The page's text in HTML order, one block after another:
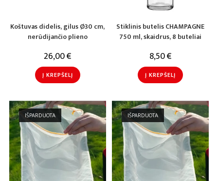
Koštuvas didelis, gilus Ø30 cm,
nerūdijančio plieno
26,00€
Į KREPŠELĮ
Stiklinis butelis CHAMPAGNE
750 ml, skaidrus, 8 buteliai
8,50€
Į KREPŠELĮ
IŠPARDUOTA IŠPARDUOTA